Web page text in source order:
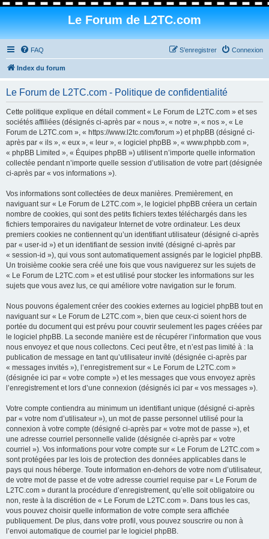
Le Forum de L2TC.com
FAQ Connexion
S’enregistrer
Index du forum
Le Forum de L2TC.com - Politique de confidentialité
Cette politique explique en détail comment « Le Forum de L2TC.com » et ses
sociétés affiliées (désignés ci-après par « nous », « notre », « nos », « Le
Forum de L2TC.com », « https://www.l2tc.com/forum ») et phpBB (désigné ci-
après par « ils », « eux », « leur », « logiciel phpBB », « www.phpbb.com »,
« phpBB Limited », « Équipes phpBB ») utilisent n’importe quelle information
collectée pendant n’importe quelle session d’utilisation de votre part (désignée
ci-après par « vos informations »).
Vos informations sont collectées de deux manières. Premièrement, en
naviguant sur « Le Forum de L2TC.com », le logiciel phpBB créera un certain
nombre de cookies, qui sont des petits fichiers textes téléchargés dans les
fichiers temporaires du navigateur Internet de votre ordinateur. Les deux
premiers cookies ne contiennent qu’un identifiant utilisateur (désigné ci-après
par « user-id ») et un identifiant de session invité (désigné ci-après par
« session-id »), qui vous sont automatiquement assignés par le logiciel phpBB.
Un troisième cookie sera créé une fois que vous naviguerez sur les sujets de
« Le Forum de L2TC.com » et est utilisé pour stocker les informations sur les
sujets que vous avez lus, ce qui améliore votre navigation sur le forum.
Nous pouvons également créer des cookies externes au logiciel phpBB tout en
naviguant sur « Le Forum de L2TC.com », bien que ceux-ci soient hors de
portée du document qui est prévu pour couvrir seulement les pages créées par
le logiciel phpBB. La seconde manière est de récupérer l’information que vous
nous envoyez et que nous collectons. Ceci peut être, et n’est pas limité à : la
publication de message en tant qu’utilisateur invité (désignée ci-après par
« messages invités »), l’enregistrement sur « Le Forum de L2TC.com »
(désignée ici par « votre compte ») et les messages que vous envoyez après
l’enregistrement et lors d’une connexion (désignés ici par « vos messages »).
Votre compte contiendra au minimum un identifiant unique (désigné ci-après
par « votre nom d’utilisateur »), un mot de passe personnel utilisé pour la
connexion à votre compte (désigné ci-après par « votre mot de passe »), et
une adresse courriel personnelle valide (désignée ci-après par « votre
courriel »). Vos informations pour votre compte sur « Le Forum de L2TC.com »
sont protégées par les lois de protection des données applicables dans le
pays qui nous héberge. Toute information en-dehors de votre nom d’utilisateur,
de votre mot de passe et de votre adresse courriel requise par « Le Forum de
L2TC.com » durant la procédure d’enregistrement, qu’elle soit obligatoire ou
non, reste à la discrétion de « Le Forum de L2TC.com ». Dans tous les cas,
vous pouvez choisir quelle information de votre compte sera affichée
publiquement. De plus, dans votre profil, vous pouvez souscrire ou non à
l’envoi automatique de courriel par le logiciel phpBB.